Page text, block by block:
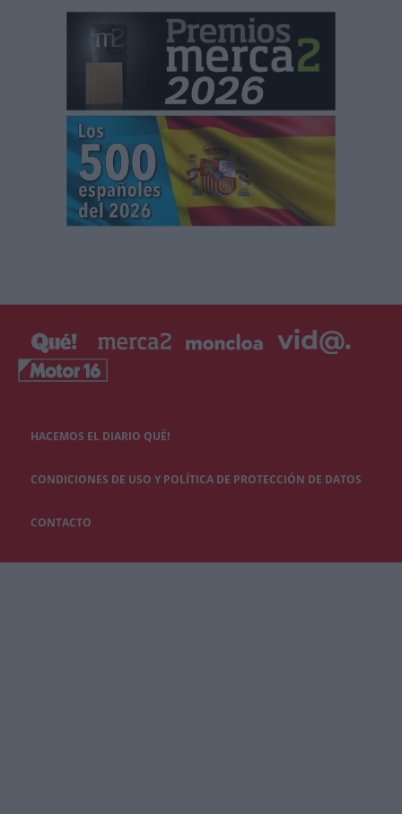
HACEMOS EL DIARIO QUÉ!
CONDICIONES DE USO Y POLÍTICA DE PROTECCIÓN DE DATOS
CONTACTO